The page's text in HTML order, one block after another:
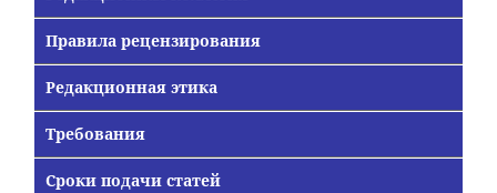
Правила рецензирования
Редакционная этика
Требования
Сроки подачи статей